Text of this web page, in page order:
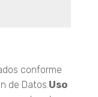
conforme
de Datos.Uso